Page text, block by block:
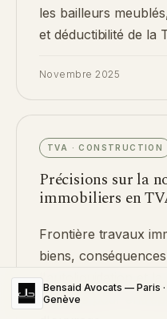
les bailleurs
et déductibilité de la
Novembre 2025
TVA · CONSTRUCTION
Précisions sur la
immobiliers en
Frontière travaux
biens,
l'autoliquidation et
pratique pour
Bensaid Avocats — Paris ·
Genève